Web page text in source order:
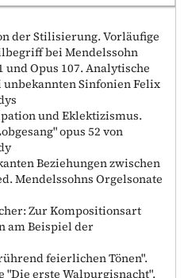
der Stilisierung. Vorläufige
bei Mendelssohn
und Opus 107. Analytische
unbekannten Sinfonien Felix
und Eklektizismus.
opus 52 von
Beziehungen zwischen
Mendelssohns Orgelsonate
Zur Kompositionsart
am Beispiel der
feierlichen Tönen".
"Die erste Walpurgisnacht".